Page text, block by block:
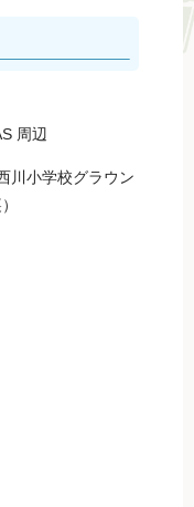
周辺
川小学校グラウン